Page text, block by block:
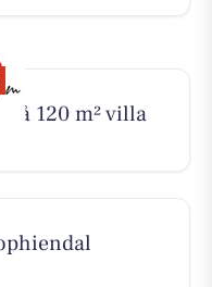
120 m² villa